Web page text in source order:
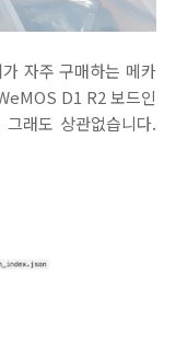
자주 구매하는 메카
D1 R2 보드인
래도 상관없습니다.